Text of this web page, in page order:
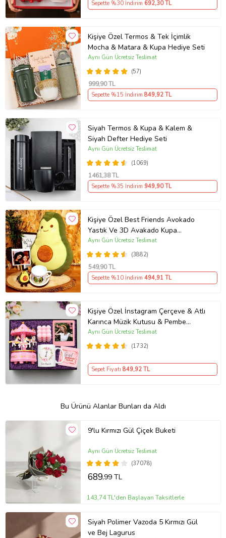
Sepette %30 İndirim 692,30 TL
Kişiye Özel Termos & Tek İçimlik
Mocha & Matara & Kupa Hediye Seti
(57)
Aynı Gün Ücretsiz Teslimat
999,90 TL
Sepette %15 İndirim 849,92 TL
Siyah Termos & Kupa & Kalem &
Siyah Defter Hediye Seti
(1069)
Aynı Gün Ücretsiz Teslimat
1461,38 TL
Sepette %35 İndirim 949,90 TL
Kişiye Özel Best Friends Avokado
Yastık Ve 3D Avakado Kupa
Arkadaşa Hediye
(3882)
Aynı Gün Ücretsiz Teslimat
549,90 TL
Sepette %10 İndirim 494,91 TL
Kişiye Özel İnstagram Çerçeve & Atlı
Karınca Müzik Kutusu & Pembe
Bubble Mum & Kupa Hediye Seti
(1732)
Aynı Gün Ücretsiz Teslimat
Sepet Fiyatı 849,92 TL
Bu Ürünü Alanlar Bunları da Aldı
9'lu Kırmızı Gül Çiçek Buketi
(37078)
Aynı Gün Ücretsiz Teslimat
689,99 TL
143,74 TL'den Başlayan Taksitlerle
Siyah Polimer Vazoda 5 Kırmızı Gül
ve Bej Lagurus